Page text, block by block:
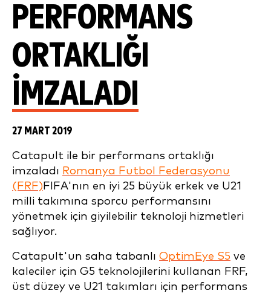
PERFORMANS
ORTAKLIĞI
IMZALADI
27 MART 2019
Catapult ile bir performans ortaklığı
imzaladı Romanya Futbol Federasyonu
(FRF) FIFA'nın en iyi 25 büyük erkek ve U21
milli takımına sporcu performansını
yönetmek için giyilebilir teknoloji hizmetleri
sağlıyor.
Catapult'un saha tabanlı OptimEye S5 ve
kaleciler için G5 teknolojilerini kullanan FRF,
üst düzey ve U21 takımları için performans